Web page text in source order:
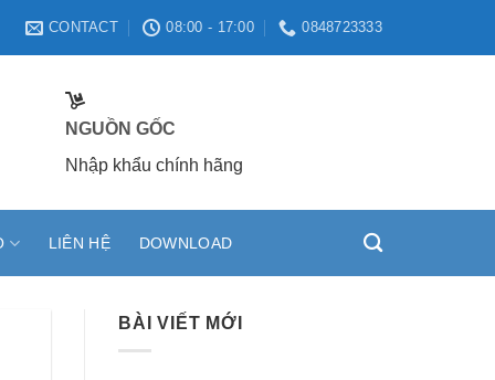
CONTACT 08:00 - 17:00 0848723333
NGUỒN GỐC
Nhập khẩu chính hãng
LIÊN HỆ DOWNLOAD
BÀI VIẾT MỚI